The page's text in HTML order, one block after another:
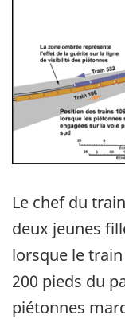
Le chef du
deux jeunes
lorsque le
200 pieds du
piétonnes